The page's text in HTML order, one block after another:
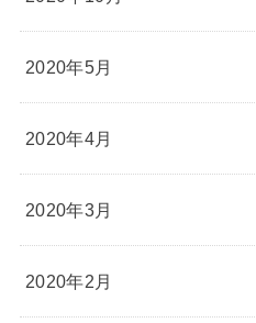
2020年5月
2020年4月
2020年3月
2020年2月